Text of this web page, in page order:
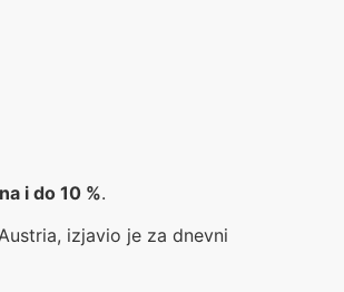
i do 10 %.
izjavio je za dnevni